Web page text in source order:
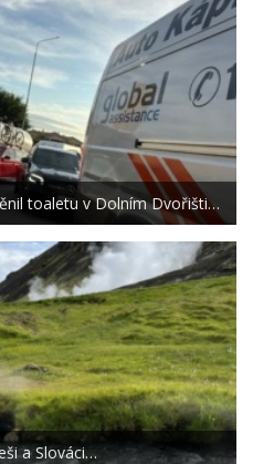
toaletu v Dolním Dvořišti…
a Slováci…